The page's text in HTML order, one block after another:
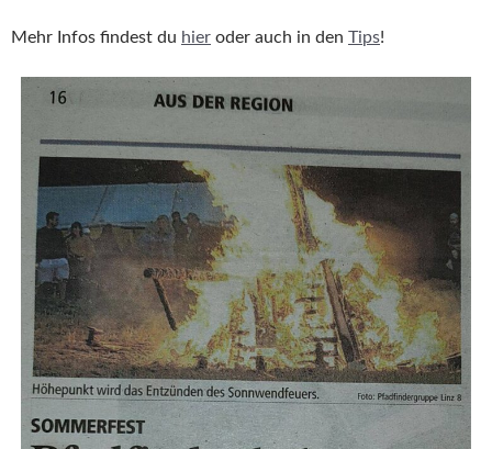
Mehr Infos findest du hier oder auch in den Tips!